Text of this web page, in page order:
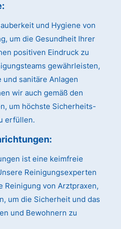
und Hygiene von
um die Gesundheit Ihrer
positiven Eindruck zu
gewährleisten,
und sanitäre Anlagen
wir auch gemäß den
um höchste Sicherheits-
erfüllen.
ist eine keimfreie
Reinigungsexperten
Reinigung von Arztpraxen,
um die Sicherheit und das
und Bewohnern zu